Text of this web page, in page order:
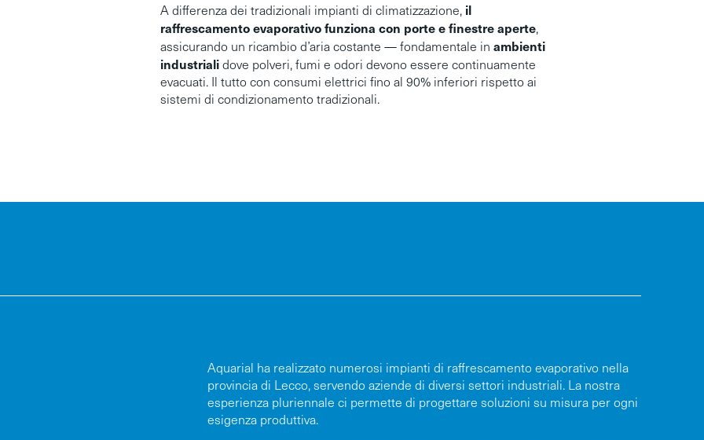
A differenza dei tradizionali impianti di climatizzazione, il
raffrescamento evaporativo funziona con porte e finestre aperte,
assicurando un ricambio d’aria costante — fondamentale in ambienti
industrialidove polveri, fumi e odori devono essere continuamente
evacuati. Il tutto con consumi elettrici fino al 90% inferiori rispetto ai
sistemi di condizionamento tradizionali.
Aquarial ha realizzato numerosi impianti di raffrescamento evaporativo nella
provincia di Lecco, servendo aziende di diversi settori industriali. La nostra
esperienza pluriennale ci permette di progettare soluzioni su misura per ogni
esigenza produttiva.